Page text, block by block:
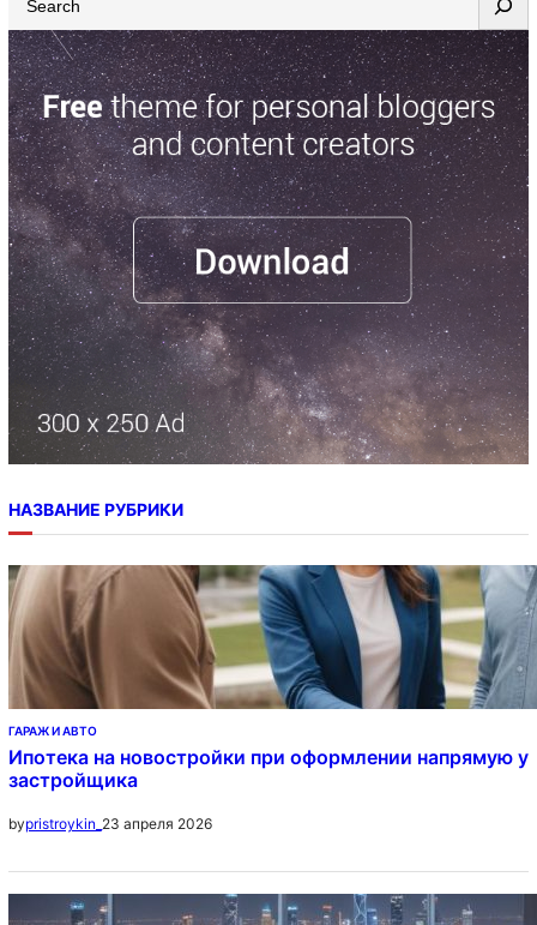
e
a
r
c
h
НАЗВАНИЕ РУБРИКИ
ГАРАЖ И АВТО
Ипотека на новостройки при оформлении напрямую у
застройщика
bypristroykin_ 23 апреля 2026